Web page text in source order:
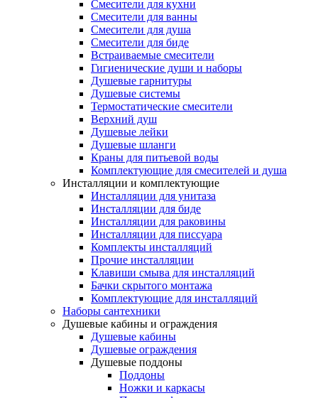
Смесители для кухни
Смесители для ванны
Смесители для душа
Смесители для биде
Встраиваемые смесители
Гигиенические души и наборы
Душевые гарнитуры
Душевые системы
Термостатические смесители
Верхний душ
Душевые лейки
Душевые шланги
Краны для питьевой воды
Комплектующие для смесителей и душа
Инсталляции и комплектующие
Инсталляции для унитаза
Инсталляции для биде
Инсталляции для раковины
Инсталляции для писсуара
Комплекты инсталляций
Прочие инсталляции
Клавиши смыва для инсталляций
Бачки скрытого монтажа
Комплектующие для инсталляций
Наборы сантехники
Душевые кабины и ограждения
Душевые кабины
Душевые ограждения
Душевые поддоны
Поддоны
Ножки и каркасы